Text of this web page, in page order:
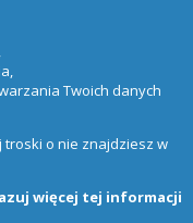
Twoich danych
troski o nie znajdziesz w
więcej tej informacji